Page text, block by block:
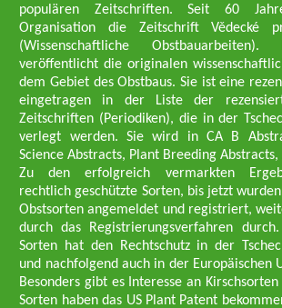
populären Zeitschriften. Seit 60
Organisation die Zeitschrift Vědecké
(Wissenschaftliche
veröffentlicht die originalen
dem Gebiet des Obstbaus. Sie ist eine
eingetragen in der Liste der
Zeitschriften (Periodiken), die in der
verlegt werden. Sie wird in CA B
Science Abstracts, Plant Breeding Abstracts,
Zu den erfolgreich vermarkten
rechtlich geschützte Sorten, bis jetzt
Obstsorten angemeldet und registriert,
durch das Registrierungsverfahren
Sorten hat den Rechtschutz in der
und nachfolgend auch in der Europäischen
Besonders gibt es Interesse an
Sorten haben das US Plant Patent